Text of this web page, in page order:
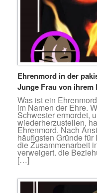
Ehrenmord in der
Junge Frau von
Was ist ein
im Namen der Ehre.
Schwester ermordet,
wiederherzustellen,
Ehrenmord. Nach
häufigsten Gründe
die Zusammenarbeit
verweigert. die
[…]